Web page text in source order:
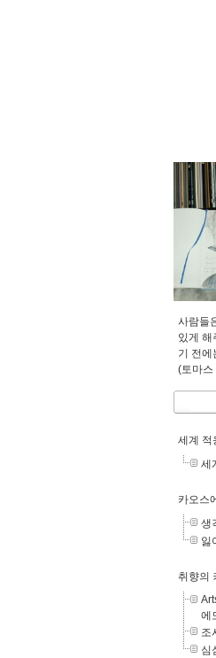
사람들
있게 해
기 전에
(토마스
세계 적
세
카오스
생
잃
취향의
에
조
심